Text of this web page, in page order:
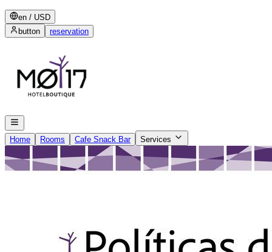
en / USD
button
reservation
Home Rooms Cafe Snack Bar Services